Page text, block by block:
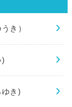
き）
)
ゆき)